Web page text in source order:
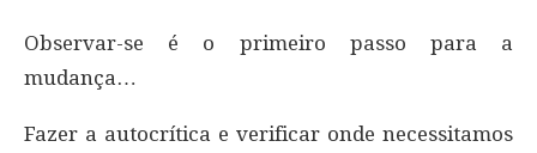
Observar-se é o primeiro passo para a
mudança…
Fazer a autocrítica e verificar onde necessitamos